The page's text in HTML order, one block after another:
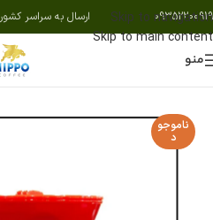
Skip to navigation
Skip to main content
09352200919 ارسال به سراسر کشور 🚚
منو
ناموجو
د